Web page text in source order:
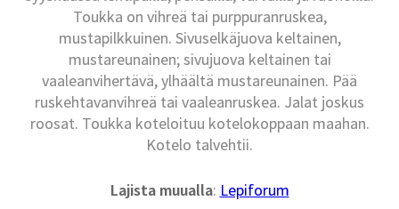
Toukka on vihreä tai purppuranruskea,
mustapilkkuinen. Sivuselkäjuova keltainen,
mustareunainen; sivujuova keltainen tai
vaaleanvihertävä, ylhäältä mustareunainen. Pää
ruskehtavanvihreä tai vaaleanruskea. Jalat joskus
roosat. Toukka koteloituu kotelokoppaan maahan.
Kotelo talvehtii.
Lajista muualla: Lepiforum